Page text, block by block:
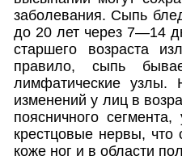
заболевания. Сыпь
до 20 лет через 7—14
старшего возраста
правило, сыпь
лимфатические узлы.
изменений у лиц в
поясничного
крестцовые нервы, что
коже ног и в области